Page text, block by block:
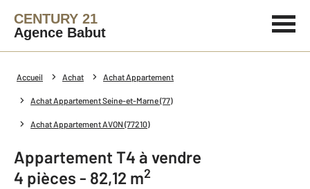
CENTURY 21
Agence Babut
Accueil Achat Achat Appartement
Achat Appartement Seine-et-Marne (77)
Achat Appartement AVON (77210)
Appartement T4 à vendre
4 pièces - 82,12 m2